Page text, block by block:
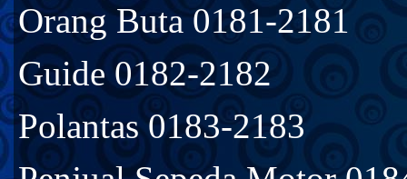
Orang Buta 0181-2181
Guide 0182-2182
Polantas 0183-2183